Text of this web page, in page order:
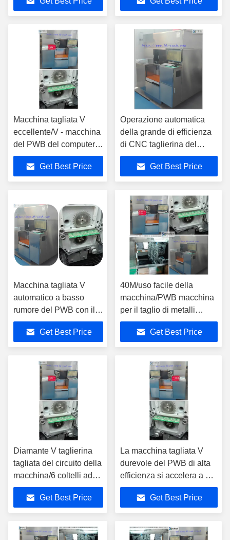
Macchina tagliata V
eccellente/V - macchina
del PWB del computer
della taglierina del PWB
di Ray Get Best Price
Operazione automatica
della grande di efficienza
di CNC taglierina del
PWB, quattro coltelli e sei
coltelli
Get Best Price
Macchina tagliata V
automatico a basso
rumore del PWB con il
corpo del l'acciaio
inossidabileGet Best Price
40M/uso facile della
macchina/PWB macchina
per il taglio di metalli
massima minima della
taglierinaGet Best Price
Diamante V taglierina
tagliata del circuito della
macchina/6 coltelli ad
alta velocità
Get Best Price
La macchina tagliata V
durevole del PWB di alta
efficienza si accelera a 40
m./min
Get Best Price